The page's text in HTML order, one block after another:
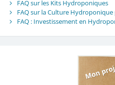
FAQ sur les Kits Hydroponiques
FAQ sur la Culture
FAQ : Investissement en